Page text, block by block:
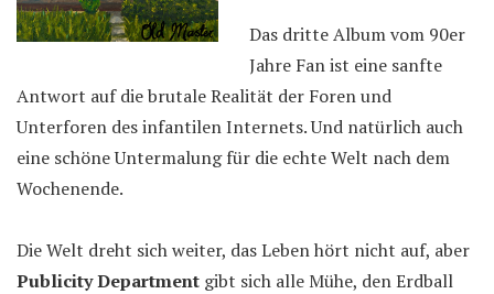
Das dritte Album vom 90er
Jahre Fan ist eine sanfte
Antwort auf die brutale Realität der Foren und
Unterforen des infantilen Internets. Und natürlich auch
eine schöne Untermalung für die echte Welt nach dem
Wochenende.
Die Welt dreht sich weiter, das Leben hört nicht auf, aber
Publicity Department gibt sich alle Mühe, den Erdball